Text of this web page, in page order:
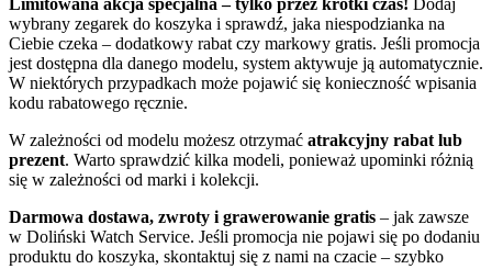
wybrany zegarek do koszyka i sprawdź, jaka niespodzianka na
Ciebie czeka – dodatkowy rabat czy markowy gratis. Jeśli promocja
jest dostępna dla danego modelu, system aktywuje ją automatycznie.
W niektórych przypadkach może pojawić się konieczność wpisania
kodu rabatowego ręcznie.
W zależności od modelu możesz otrzymać atrakcyjny rabat lub
prezent. Warto sprawdzić kilka modeli, ponieważ upominki różnią
się w zależności od marki i kolekcji.
Darmowa dostawa, zwroty i grawerowanie gratis – jak zawsze
w Doliński Watch Service. Jeśli promocja nie pojawi się po dodaniu
produktu do koszyka, skontaktuj się z nami na czacie – szybko